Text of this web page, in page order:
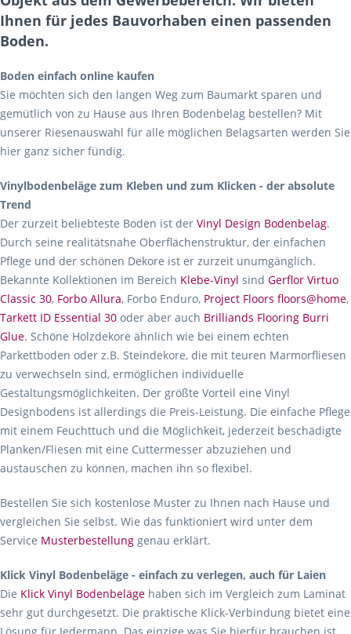
Ihnen für jedes Bauvorhaben einen passenden
Boden.
Boden einfach online kaufen
Sie möchten sich den langen Weg zum Baumarkt sparen und
gemütlich von zu Hause aus Ihren Bodenbelag bestellen? Mit
unserer Riesenauswahl für alle möglichen Belagsarten werden Sie
hier ganz sicher fündig.
Vinylbodenbeläge zum Kleben und zum Klicken - der absolute
Trend
Der zurzeit beliebteste Boden ist der Vinyl Design Bodenbelag.
Durch seine realitätsnahe Oberflächenstruktur, der einfachen
Pflege und der schönen Dekore ist er zurzeit unumgänglich.
Bekannte Kollektionen im Bereich Klebe-Vinyl sind Gerflor Virtuo
Classic 30, Forbo Allura, Forbo Enduro, Project Floors floors@home,
Tarkett ID Essential 30 oder aber auch Brilliands Flooring Burri
Glue. Schöne Holzdekore ähnlich wie bei einem echten
Parkettboden oder z.B. Steindekore, die mit teuren Marmorfliesen
zu verwechseln sind, ermöglichen individuelle
Gestaltungsmöglichkeiten. Der größte Vorteil eine Vinyl
Designbodens ist allerdings die Preis-Leistung. Die einfache Pflege
mit einem Feuchttuch und die Möglichkeit, jederzeit beschädigte
Planken/Fliesen mit eine Cuttermesser abzuziehen und
austauschen zu können, machen ihn so flexibel.
Bestellen Sie sich kostenlose Muster zu Ihnen nach Hause und
vergleichen Sie selbst. Wie das funktioniert wird unter dem
Service Musterbestellung genau erklärt.
Klick Vinyl Bodenbeläge - einfach zu verlegen, auch für Laien
Die Klick Vinyl Bodenbeläge haben sich im Vergleich zum Laminat
sehr gut durchgesetzt. Die praktische Klick-Verbindung bietet eine
Lösung für Jedermann. Das einzige was Sie hierfür brauchen ist